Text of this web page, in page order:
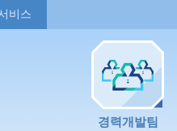
비스
경력개발팀